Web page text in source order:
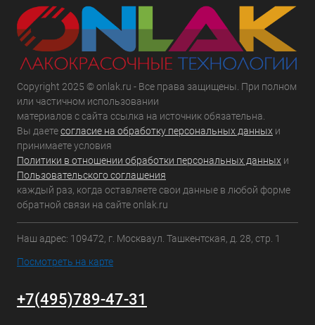
Copyright 2025 © onlak.ru - Все права защищены. При полном
или частичном использовании
материалов с сайта ссылка на источник обязательна.
Вы даетесогласие на обработку персональных данных и
принимаете условия
Политики в отношении обработки персональных данных и
Пользовательского соглашения
каждый раз, когда оставляете свои данные в любой форме
обратной связи на сайте onlak.ru
Наш адрес: 109472, г. Москваул. Ташкентская, д. 28, стр. 1
Посмотреть на карте
+7(495)789-47-31